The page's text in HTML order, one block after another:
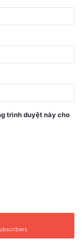
trình duyệt này cho